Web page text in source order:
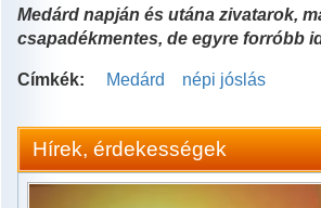
Medárd napján és utána zivatarok,
csapadékmentes, de egyre forróbb
Címkék: Medárd népi jóslás
Hírek, érdekességek